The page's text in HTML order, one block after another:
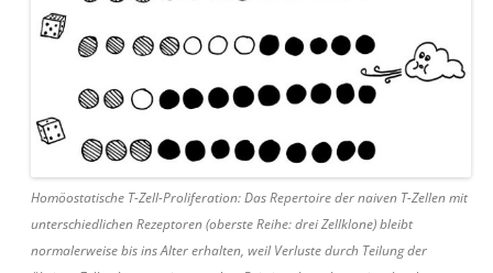
Homöostatische T-Zell-Proliferation: Das Repertoire der naiven T-Zellen mit
unterschiedlichen Rezeptoren (oberste Reihe: drei Zellklone) bleibt
normalerweise bis ins Alter erhalten, weil Verluste durch Teilung der